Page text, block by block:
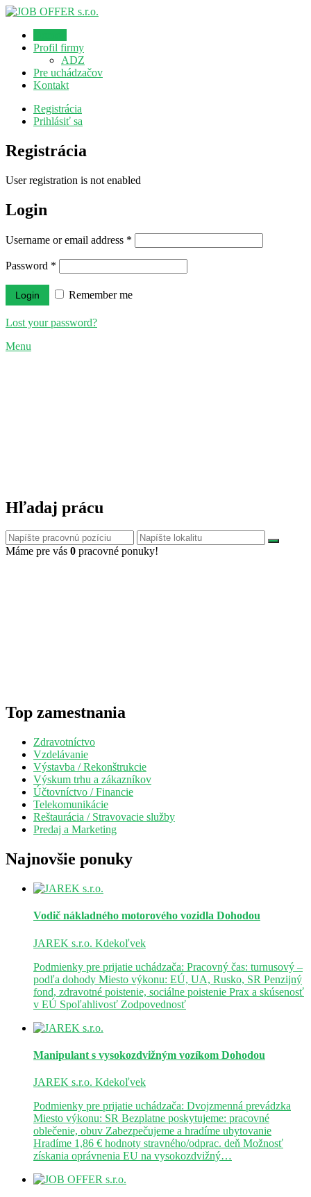
Profil firmy
ADZ
Pre uchádzačov
Kontakt
Registrácia
Prihlásiť sa
Registrácia
User registration is not enabled
Login
Username or email address *
Password *
Remember me
Lost your password?
Menu
Hľadaj prácu
Máme pre vás 0 pracovné ponuky!
Top zamestnania
Zdravotníctvo
Vzdelávanie
Výstavba / Rekonštrukcie
Výskum trhu a zákazníkov
Účtovníctvo / Financie
Telekomunikácie
Reštaurácia / Stravovacie služby
Predaj a Marketing
Najnovšie ponuky
Vodič nákladného motorového vozidla Dohodou
JAREK s.r.o. Kdekoľvek
Podmienky pre prijatie uchádzača: Pracovný čas: turnusový –
podľa dohody Miesto výkonu: EÚ, UA, Rusko, SR Penzijný
fond, zdravotné poistenie, sociálne poistenie Prax a skúsenosť
v EÚ Spoľahlivosť Zodpovednosť
Manipulant s vysokozdvižným vozíkom Dohodou
JAREK s.r.o. Kdekoľvek
Podmienky pre prijatie uchádzača: Dvojzmenná prevádzka
Miesto výkonu: SR Bezplatne poskytujeme: pracovné
oblečenie, obuv Zabezpečujeme a hradíme ubytovanie
Hradíme 1,86 € hodnoty stravného/odprac. deň Možnosť
získania oprávnenia EU na vysokozdvižný…